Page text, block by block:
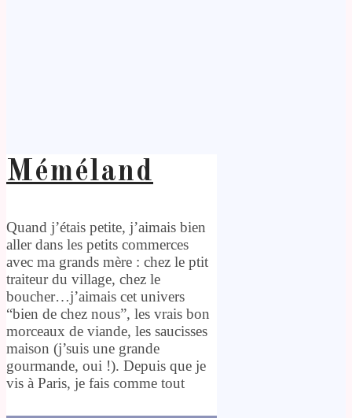
Méméland
Quand j’étais petite, j’aimais bien
aller dans les petits commerces
avec ma grands mère : chez le ptit
traiteur du village, chez le
boucher…j’aimais cet univers
“bien de chez nous”, les vrais bon
morceaux de viande, les saucisses
maison (j’suis une grande
gourmande, oui !). Depuis que je
vis à Paris, je fais comme tout